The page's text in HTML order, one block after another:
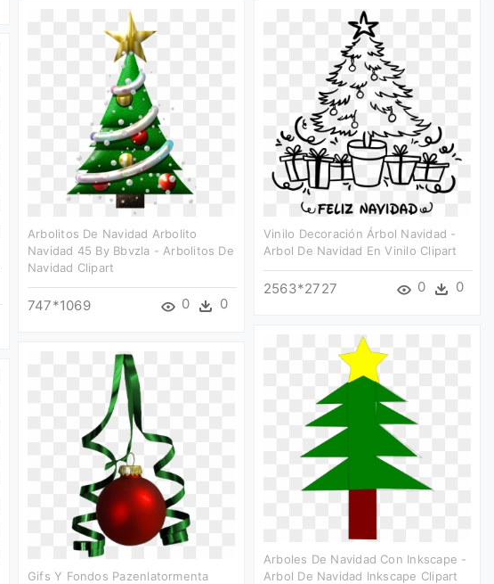
Arbolitos De Navidad Arbolito
Navidad 45 By Bbvzla - Arbolitos De
Navidad Clipart
747*1069 0 0
Vinilo Decoración Árbol Navidad -
Arbol De Navidad En Vinilo Clipart
2563*2727 0 0
Arboles De Navidad Con Inkscape -
Arbol De Navidad Inkscape Clipart
Gifs Y Fondos Pazenlatormenta